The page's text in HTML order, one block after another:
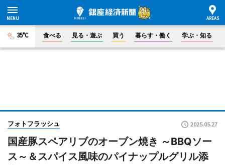
35°C 食べる 見る・遊ぶ 買う 暮らす・働く 学ぶ・知る
フォトフラッシュ 2025.05.27
国産豚スペアリブのオーブン焼き ～BBQソー
ス～＆スパイス風味のパイナップルグリル添